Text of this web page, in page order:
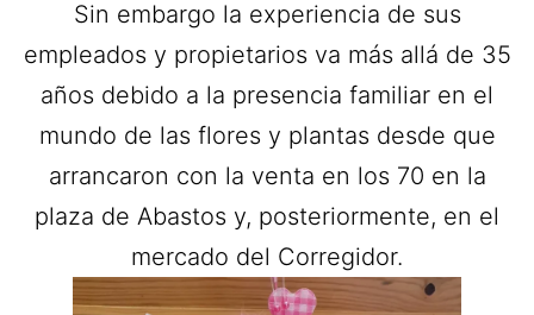
Sin embargo la experiencia de sus
empleados y propietarios va más allá de 35
años debido a la presencia familiar en el
mundo de las flores y plantas desde que
arrancaron con la venta en los 70 en la
plaza de Abastos y, posteriormente, en el
mercado del Corregidor.